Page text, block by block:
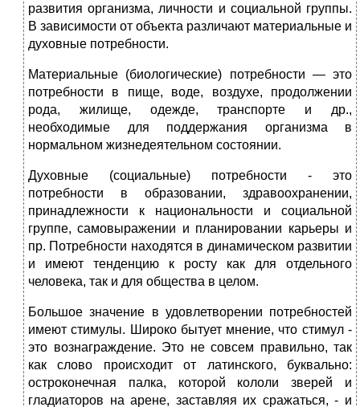
развития организма, личности и социальной группы.
В зависимости от объекта различают материальные и
духовные по­требности.
Материальные (биологические) потребности — это
потребности в пище, воде, воздухе, продолжении
рода, жилище, одежде, транспорте и др.,
необходимые для поддержания организма в
нормальном жизнедеятельном состоянии.
Духовные (социальные) потребности - это
потребности в образовании, здраво­охранении,
принадлежности к национальности и социальной
группе, самовыраже­нии и планировании карьеры и
пр. Потребности находятся в динамическом разви­тии
и имеют тенденцию к росту как для отдельного
человека, так и для общества в целом.
Большое значение в удовлетворении потребностей
имеют стимулы. Широко бытует мнение, что стимул -
это вознаграждение. Это не совсем правильно, так
как слово происходит от латинского, буквально:
остроконечная палка, которой кололи зверей и
гладиаторов на арене, заставляя их сражаться, - и